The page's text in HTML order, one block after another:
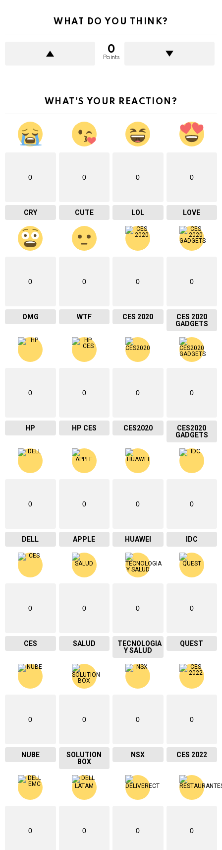
WHAT DO YOU THINK?
0
Points
WHAT'S YOUR REACTION?
0
CRY
0
CUTE
0
LOL
0
LOVE
0
OMG
0
WTF
0
CES 2020
0
CES 2020
GADGETS
0
HP
0
HP CES
0
CES2020
0
CES2020
GADGETS
0
DELL
0
APPLE
0
HUAWEI
0
IDC
0
CES
0
SALUD
0
TECNOLOGIA
Y SALUD
0
QUEST
0
NUBE
0
SOLUTION
BOX
0
NSX
0
CES 2022
0 0 0 0